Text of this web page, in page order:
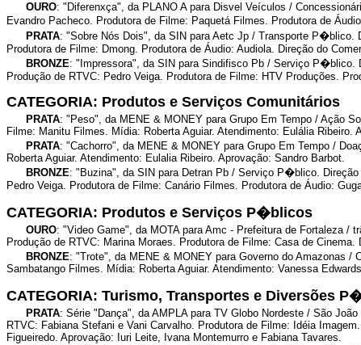
OURO: "Diferenxça", da PLANO A para Disvel Veículos /
Evandro Pacheco. Produtora de Filme: Paquetá Filmes. Produtora de
PRATA: "Sobre Nós Dois", da SIN para Aetc Jp / Transporte P�blico.
Produtora de Filme: Dmong. Produtora de Áudio: Audiola. Direção do
BRONZE: "Impressora", da SIN para Sindifisco Pb / Serviço P�blico.
Produção de RTVC: Pedro Veiga. Produtora de Filme: HTV Produções.
CATEGORIA: Produtos e Serviços Comunitários
PRATA: "Peso", da MENE & MONEY para Grupo Em Tempo / Ação
Filme: Manitu Filmes. Mídia: Roberta Aguiar. Atendimento: Eulália Ribeiro.
PRATA: "Cachorro", da MENE & MONEY para Grupo Em Tempo /
Roberta Aguiar. Atendimento: Eulalia Ribeiro. Aprovação: Sandro Barbot.
BRONZE: "Buzina", da SIN para Detran Pb / Serviço P�blico.
Pedro Veiga. Produtora de Filme: Canário Filmes. Produtora de Áudio:
CATEGORIA: Produtos e Serviços P�blicos
OURO: "Video Game", da MOTA para Amc - Prefeitura de Fortaleza /
Produção de RTVC: Marina Moraes. Produtora de Filme: Casa de
BRONZE: "Trote", da MENE & MONEY para Governo do Amazonas /
Sambatango Filmes. Mídia: Roberta Aguiar. Atendimento: Vanessa
CATEGORIA: Turismo, Transportes e Diversões
PRATA: Série "Dança", da AMPLA para TV Globo Nordeste / São
RTVC: Fabiana Stefani e Vani Carvalho. Produtora de Filme: Idéia
Figueiredo. Aprovação: Iuri Leite, Ivana Montemurro e Fabiana Tavares.